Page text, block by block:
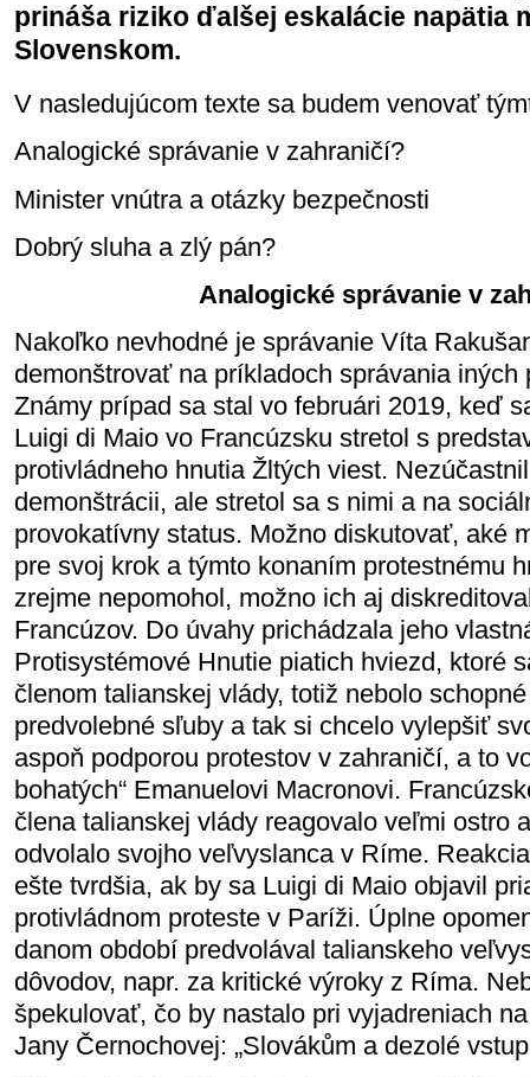
prináša riziko ďalšej eskalácie napätia
Slovenskom.
V nasledujúcom texte sa budem venovať
Analogické správanie v zahraničí?
Minister vnútra a otázky bezpečnosti
Dobrý sluha a zlý pán?
Analogické správanie v
Nakoľko nevhodné je správanie Víta
demonštrovať na príkladoch správania iných
Známy prípad sa stal vo februári 2019, keď
Luigi di Maio vo Francúzsku stretol s
protivládneho hnutia Žltých viest.
demonštrácii, ale stretol sa s nimi a na
provokatívny status. Možno diskutovať, aké
pre svoj krok a týmto konaním protestnému
zrejme nepomohol, možno ich aj
Francúzov. Do úvahy prichádzala jeho
Protisystémové Hnutie piatich hviezd, ktoré
členom talianskej vlády, totiž nebolo
predvolebné sľuby a tak si chcelo vylepšiť
aspoň podporou protestov v zahraničí, a to
bohatých“ Emanuelovi Macronovi.
člena talianskej vlády reagovalo veľmi ostro
odvolalo svojho veľvyslanca v Ríme.
ešte tvrdšia, ak by sa Luigi di Maio objavil
protivládnom proteste v Paríži. Úplne
danom období predvolával talianskeho
dôvodov, napr. za kritické výroky z Ríma.
špekulovať, čo by nastalo pri vyjadreniach
Jany Černochovej: „Slovákům a dezolé